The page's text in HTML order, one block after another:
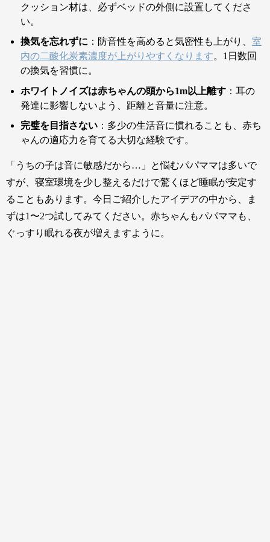
クッション材は、必ずベッドの外側に設置してくださ
い。
換気を忘れずに ：防音性を高めると気密性も上がり、 室
内の二酸化炭素濃度が上がりやすくなります。1日数回
の換気を習慣に。
ホワイトノイズは赤ちゃんの頭から1m以上離す ：耳の
発達に影響しないよう、距離と音量に注意。
完璧を目指さない ：多少の生活音に慣れることも、赤ち
ゃんの適応力を育てる大切な経験です。
「うちの子は音に敏感だから…」と悩むパパママは多いで
すが、寝室環境を少し整えるだけで驚くほど睡眠が安定す
ることもあります。今日ご紹介したアイデアの中から、ま
ずは1〜2つ試してみてください。赤ちゃんもパパママも、
ぐっすり眠れる夜が増えますように。